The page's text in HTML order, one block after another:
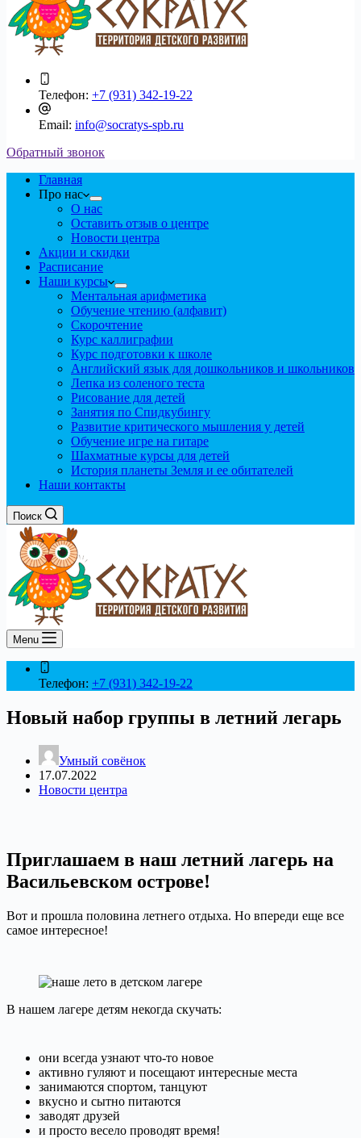
Телефон: +7 (931) 342-19-22
Email: info@socratys-spb.ru
Обратный звонок
Главная
Про нас
О нас
Оставить отзыв о центре
Новости центра
Акции и скидки
Расписание
Наши курсы
Ментальная арифметика
Обучение чтению (алфавит)
Скорочтение
Курс каллиграфии
Курс подготовки к школе
Английский язык для дошкольников и школьников
Лепка из соленого теста
Рисование для детей
Занятия по Спидкубингу
Развитие критического мышления у детей
Обучение игре на гитаре
Шахматные курсы для детей
История планеты Земля и ее обитателей
Наши контакты
Поиск
Menu
Телефон: +7 (931) 342-19-22
Новый набор группы в летний легарь
Умный совёнок
17.07.2022
Новости центра
Приглашаем в наш летний лагерь на
Васильевском острове!
Вот и прошла половина летнего отдыха. Но впереди еще все
самое интересное!
В нашем лагере детям некогда скучать:
они всегда узнают что-то новое
активно гуляют и посещают интересные места
занимаются спортом, танцуют
вкусно и сытно питаются
заводят друзей
и просто весело проводят время!